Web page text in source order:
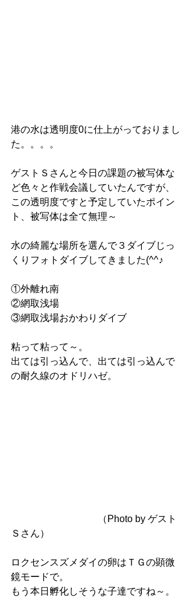
港の水は透明度0に仕上がっておりまし
た。。。。
ゲストＳさんと今日の課題の被写体な
ど色々と作戦会議していたんですが、
この透明度ですと予定していたポイン
ト、被写体は全て無理～
水の綺麗な場所を選んで３ダイブじっ
くりフォトダイブしてきました(^^♪
①外離れ南
②網取浅場
③網取浅場おかわりダイブ
粘って粘って～。
出ては引っ込んで、出ては引っ込んで
の耐久線のオドリハゼ。
（Photo by ゲスト
Ｓさん）
ロクセンスズメダイの卵はＴＧの顕微
鏡モードで。
もう本日孵化しそうな子達ですね～。